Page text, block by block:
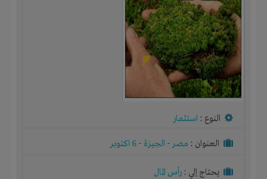
النوع : استثمار
العنوان : مصر- الجيزة - 6 اكتوبر
يحتاج إلي : رأس المال